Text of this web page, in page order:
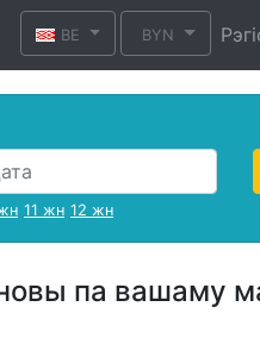
BE BYN
11 жн 12 жн
па вашаму